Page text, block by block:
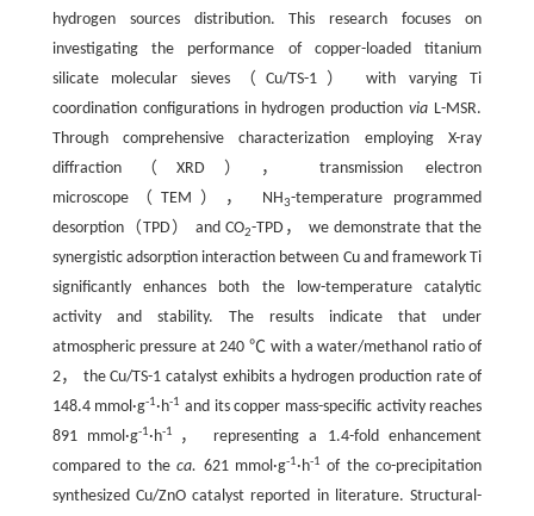
hydrogen sources distribution. This research focuses on
investigating the performance of copper-loaded titanium
silicate molecular sieves（Cu/TS-1） with varying Ti
coordination configurations in hydrogen productionvia L-MSR.
Through comprehensive characterization employing X-ray
diffraction（XRD）， transmission electron
microscope（TEM）， NH3-temperature programmed
desorption（TPD） and CO2-TPD， we demonstrate that the
synergistic adsorption interaction between Cu and framework Ti
significantly enhances both the low-temperature catalytic
activity and stability. The results indicate that under
atmospheric pressure at 240 ℃ with a water/methanol ratio of
2， the Cu/TS-1 catalyst exhibits a hydrogen production rate of
148.4 mmol·g-1·h-1 and its copper mass-specific activity reaches
891 mmol·g-1·h-1
， representing a 1.4-fold enhancement
compared to theca. 621 mmol·g-1·h-1 of the co-precipitation
synthesized Cu/ZnO catalyst reported in literature. Structural-